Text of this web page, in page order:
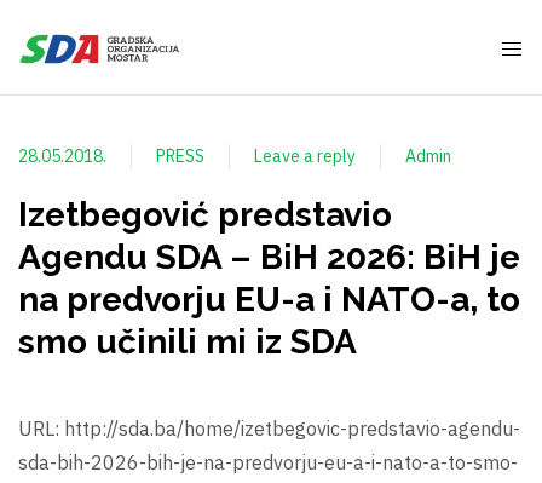
28.05.2018. PRESS Leave a reply Admin
Izetbegović predstavio
Agendu SDA – BiH 2026: BiH je
na predvorju EU-a i NATO-a, to
smo učinili mi iz SDA
URL: http://sda.ba/home/izetbegovic-predstavio-agendu-
sda-bih-2026-bih-je-na-predvorju-eu-a-i-nato-a-to-smo-